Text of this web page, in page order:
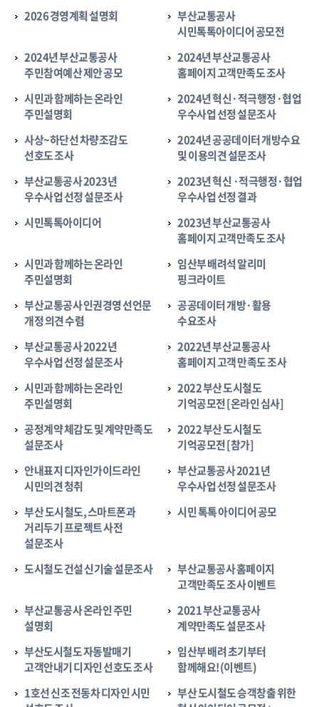
2026 경영계획 설명회
부산교통공사
시민톡톡아이디어 공모전
2024년 부산교통공사
주민참여예산 제안 공모
2024년 부산교통공사
홈페이지 고객만족도 조사
시민과 함께하는 온라인
주민설명회
2024년 혁신·적극행정·협업
우수사업 선정 설문조사
사상~하단선 차량조감도
선호도 조사
2024년 공공데이터 개방수요
및 이용의견 설문조사
부산교통공사 2023년
우수사업 선정 설문조사
2023년 혁신 ·적극행정·협업
우수사업 선정 결과
시민톡톡아이디어
2023년 부산교통공사
홈페이지 고객만족도 조사
시민과 함께하는 온라인
주민설명회
임산부 배려석 알리미
핑크라이트
부산교통공사 인권경영 선언문
개정 의견 수렴
공공데이터 개방·활용
수요조사
부산교통공사 2022년
우수사업 선정 설문조사
2022년 부산교통공사
홈페이지 고객 만족도 조사
시민과 함께하는 온라인
주민설명회
2022 부산 도시철도
기억공모전 [온라인 심사]
공정계약 체감도 및 계약만족도
설문조사
2022 부산 도시철도
기억공모전 [참가]
안내표지 디자인가이드라인
시민의견 청취
부산교통공사 2021년
우수사업 선정 설문조사
부산 도시철도, 스마트폰과
거리두기 프로젝트 사전
설문조사
시민 톡톡 아이디어 공모
도시철도 건설 신기술 설문조사
부산교통공사 홈페이지
고객만족도 조사 이벤트
부산교통공사 온라인 주민
설명회
2021 부산교통공사
계약만족도 설문조사
부산도시철도 자동발매기
고객안내기 디자인 선호도 조사
임산부 배려 초기부터
함께해요!(이벤트)
1호선 신조 전동차 디자인 시민
부산 도시철도 승객창출 위한